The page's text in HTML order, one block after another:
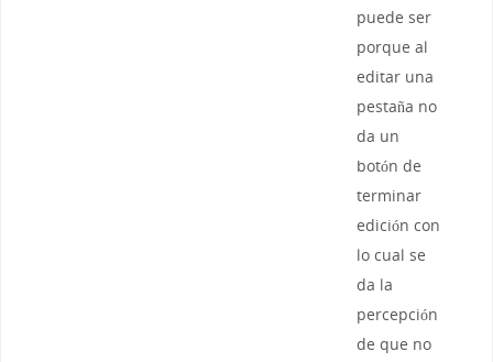
puede ser
porque al
editar una
pestaña no
da un
botón de
terminar
edición con
lo cual se
da la
percepción
de que no